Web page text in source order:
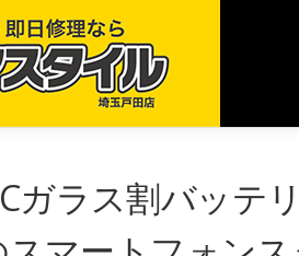
ガラス割バッテ